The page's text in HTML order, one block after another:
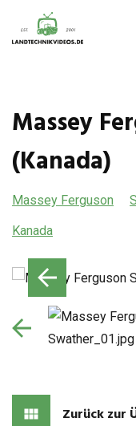
Massey
(Kanada)
Massey Ferguson
Kanada
Zurück zur